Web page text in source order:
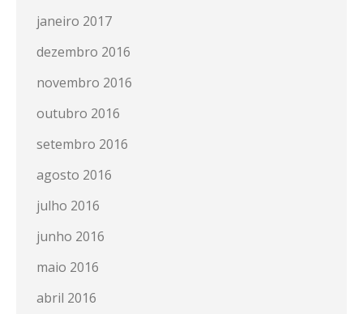
janeiro 2017
dezembro 2016
novembro 2016
outubro 2016
setembro 2016
agosto 2016
julho 2016
junho 2016
maio 2016
abril 2016